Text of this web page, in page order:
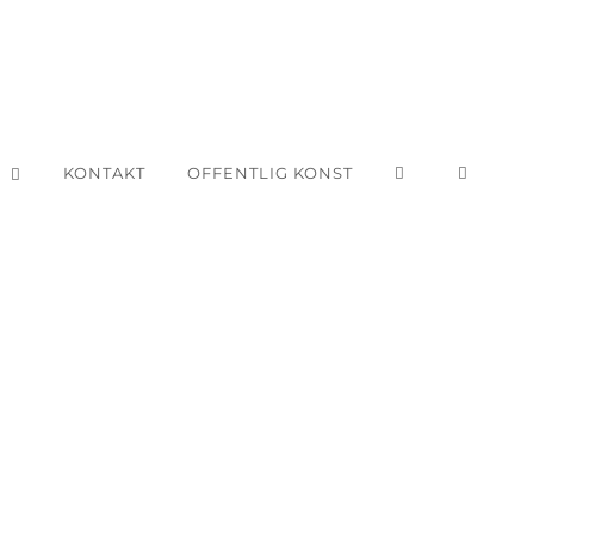
KONTAKT OFFENTLIG KONST